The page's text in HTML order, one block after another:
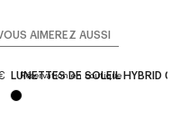
AIMEREZ AUSSI
Réservation en boutique
LUNETTES DE SOLEIL HYBRID 01